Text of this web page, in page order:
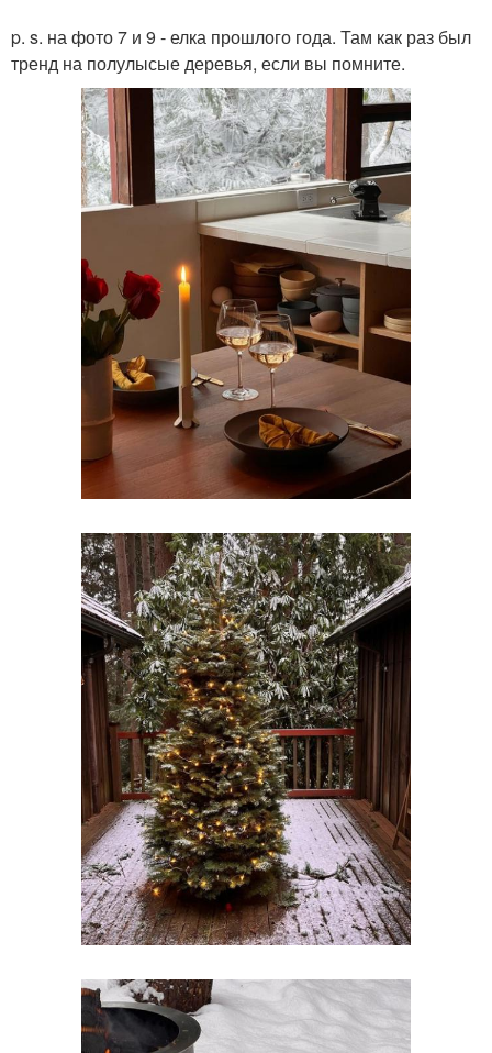
p. s. на фото 7 и 9 - елка прошлого года. Там как раз был
тренд на полулысые деревья, если вы помните.